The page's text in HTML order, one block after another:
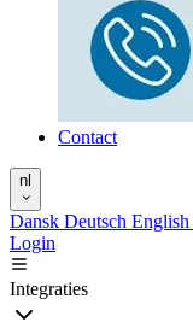
Contact
nl
Dansk Deutsch English
Login
Integraties